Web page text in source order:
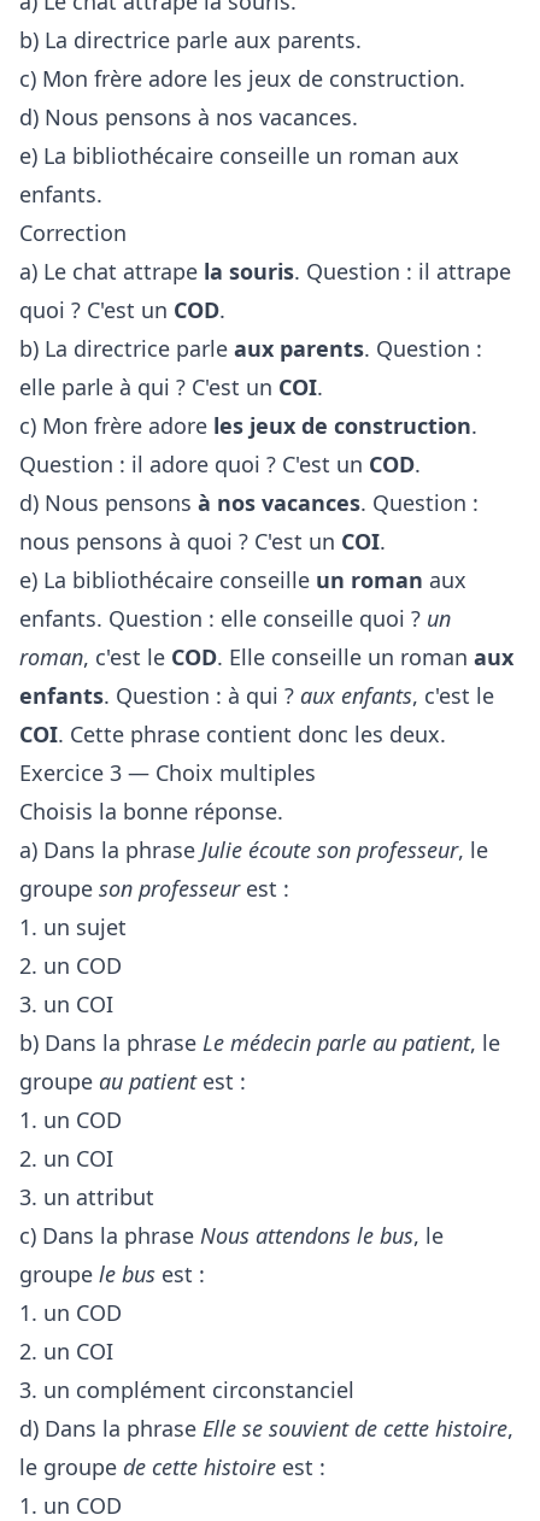
b) La directrice parle aux parents.
c) Mon frère adore les jeux de construction.
d) Nous pensons à nos vacances.
e) La bibliothécaire conseille un roman aux
enfants.
Correction
a) Le chat attrape la souris. Question : il attrape
quoi ? C'est un COD.
b) La directrice parle aux parents. Question :
elle parle à qui ? C'est un COI.
c) Mon frère adore les jeux de construction.
Question : il adore quoi ? C'est un COD.
d) Nous pensons à nos vacances. Question :
nous pensons à quoi ? C'est un COI.
e) La bibliothécaire conseille un roman aux
enfants. Question : elle conseille quoi ? un
roman, c'est le COD. Elle conseille un roman aux
enfants. Question : à qui ? aux enfants, c'est le
COI. Cette phrase contient donc les deux.
Exercice 3 — Choix multiples
Choisis la bonne réponse.
a) Dans la phrase Julie écoute son professeur, le
groupe son professeurest :
1. un sujet
2. un COD
3. un COI
b) Dans la phrase Le médecin parle au patient, le
groupe au patientest :
1. un COD
2. un COI
3. un attribut
c) Dans la phrase Nous attendons le bus, le
groupe le bus est :
1. un COD
2. un COI
3. un complément circonstanciel
d) Dans la phrase Elle se souvient de cette histoire,
le groupe de cette histoire est :
1. un COD